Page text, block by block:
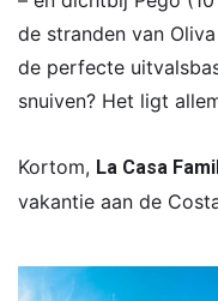
de stranden van
de perfecte
snuiven? Het ligt
Kortom, La Casa
vakantie aan de